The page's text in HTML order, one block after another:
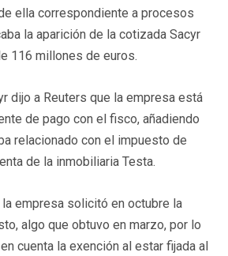
ella correspondiente a procesos
la aparición de la cotizada Sacyr
116 millones de euros.
dijo a Reuters que la empresa está
de pago con el fisco, añadiendo
relacionado con el impuesto de
de la inmobiliaria Testa.
empresa solicitó en octubre la
algo que obtuvo en marzo, por lo
cuenta la exención al estar fijada al